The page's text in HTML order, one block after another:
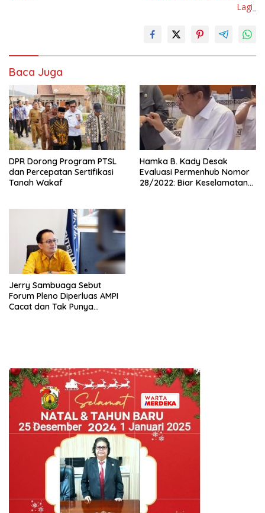
Lagi_
Baca Juga
DPR Dorong Program PTSL
dan Percepatan Sertifikasi
Tanah Wakaf
Hamka B. Kady Desak
Evaluasi Permenhub Nomor
28/2022: Biar Keselamatan
Jerry Sambuaga Sebut
Forum Pleno Diperluas AMPI
Cacat dan Tak Punya